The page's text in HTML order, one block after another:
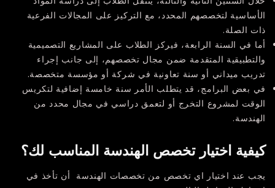
الأساسية لتخصصهم المحدد، مع التركيز على المجالات الفرعية
ذات الصلة.
أما في السنة الرابعة، فيركز الطلاب على المشاريع التصميمية
والتطبيقية المتقدمة ضمن مجال تخصصهم، إلى جانب إجراء
تدريب ميداني أو سنة تعاونية في شركة أو مؤسسة متخصصة.
في بعض البرامج، قد يتطلب الأمر سنة خامسة إضافية لتكريس
الوقت لمشروع التخرج أو لتعمق دراسي في مجال محدد من
الهندسة.
كيفية اختيار تخصص الهندسة المناسب لك؟
يجب عند اختيار اي تخصص من تخصصات الهندسة أن تأخذ في